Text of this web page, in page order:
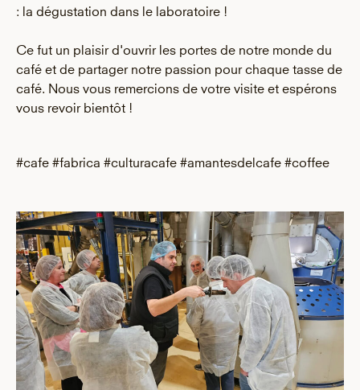
: la dégustation dans le laboratoire !
Ce fut un plaisir d'ouvrir les portes de notre monde du
café et de partager notre passion pour chaque tasse de
café. Nous vous remercions de votre visite et espérons
vous revoir bientôt !
#cafe #fabrica #culturacafe #amantesdelcafe #coffee